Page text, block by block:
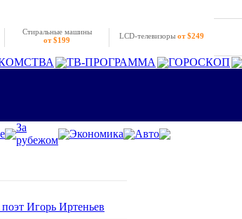
Стиральные машины
от $199
LCD-телевизоры от $249
ТВ-ПРОГРАММА ГОРОСКОП
За
рубежом
Экономика
Авто
Игорь Иртеньев